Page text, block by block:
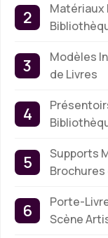
Matériaux
Modèles
de Livres
Supports
Porte-
Scène